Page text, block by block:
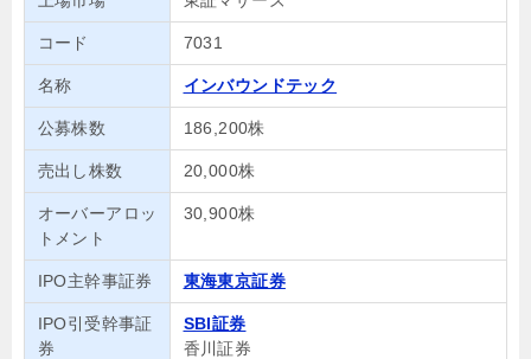
コード 7031
名称 インバウンドテック
公募株数 186,200株
売出し株数 20,000株
オーバーアロッ
トメント
30,900株
IPO主幹事証券 東海東京証券
IPO引受幹事証
券
SBI証券
香川証券